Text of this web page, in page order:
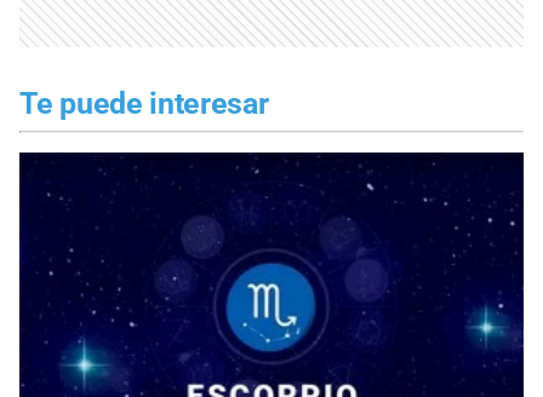
Te puede interesar